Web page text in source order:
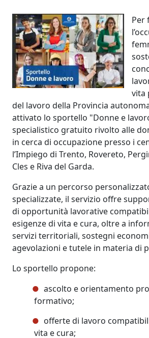
Per
vita
del lavoro della Provincia
attivato lo sportello "Donne e
specialistico gratuito rivolto alle
in cerca di occupazione presso i
l’Impiego di Trento, Rovereto,
Cles e Riva del Garda.
Grazie a un percorso
specializzate, il servizio offre
di opportunità lavorative
esigenze di vita e cura, oltre a
servizi territoriali, sostegni
agevolazioni e tutele in materia di
Lo sportello propone:
ascolto e orientamento
formativo;
offerte di lavoro
vita e cura;